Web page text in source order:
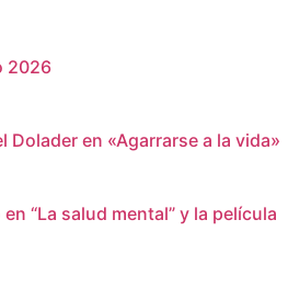
2026
Dolader en «Agarrarse a la vida»
“La salud mental” y la película